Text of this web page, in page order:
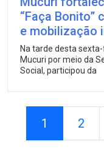
“Faça Bonito”
e mobilização
Na tarde desta
Mucuri por meio da
Social, participou da
1 2